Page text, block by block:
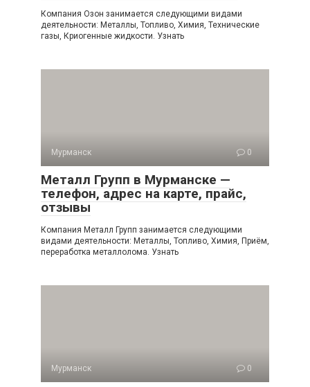
Компания Озон занимается следующими видами
деятельности: Металлы, Топливо, Химия, Технические
газы, Криогенные жидкости. Узнать
Мурманск 0
Металл Групп в Мурманске —
телефон, адрес на карте, прайс,
отзывы
Компания Металл Групп занимается следующими
видами деятельности: Металлы, Топливо, Химия, Приём,
переработка металлолома. Узнать
Мурманск 0